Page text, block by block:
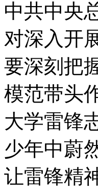
中共中央
对深入开
要深刻把
模范带头
大学雷锋
少年中蔚
让雷锋精